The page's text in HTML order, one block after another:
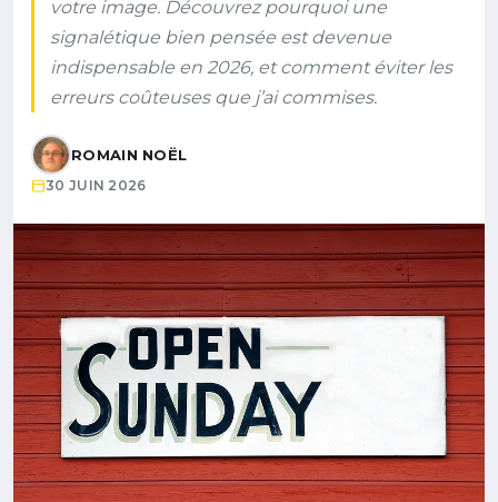
votre image. Découvrez pourquoi une
signalétique bien pensée est devenue
indispensable en 2026, et comment éviter les
erreurs coûteuses que j’ai commises.
ROMAIN NOËL
30 JUIN 2026